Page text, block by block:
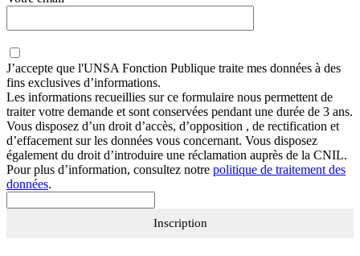
J’accepte que l'UNSA Fonction Publique traite mes données à des
fins exclusives d’informations.
Les informations recueillies sur ce formulaire nous permettent de
traiter votre demande et sont conservées pendant une durée de 3 ans.
Vous disposez d’un droit d’accès, d’opposition , de rectification et
d’effacement sur les données vous concernant. Vous disposez
également du droit d’introduire une réclamation auprès de la CNIL.
Pour plus d’information, consultez notre politique de traitement des
données.
Inscription